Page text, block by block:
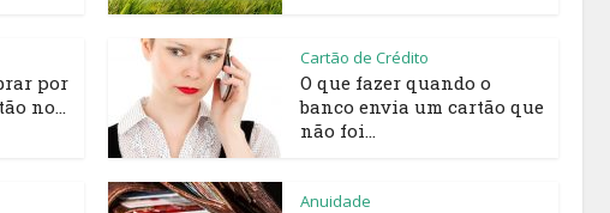
por
no...
Cartão de Crédito
O que fazer quando o
banco envia um cartão que
não foi...
Anuidade